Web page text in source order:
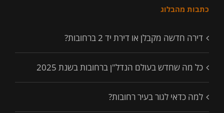
כתבות מהבלוג
דירה חדשה מקבלן או דירת יד 2 ברחובות?
כל מה שחדש בעולם הנדל"ן ברחובות בשנת 2025
למה כדאי לגור בעיר רחובות?